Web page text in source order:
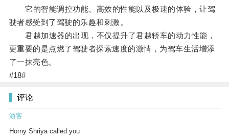
它的智能调控功能、高效的性能以及极速的体验，让驾
驶者感受到了驾驶的乐趣和刺激。
君越加速器的出现，不仅提升了君越轿车的动力性能，
更重要的是点燃了驾驶者探索速度的激情，为驾车生活增添
了一抹亮色。
#18#
评论
游客
Horny Shriya called you